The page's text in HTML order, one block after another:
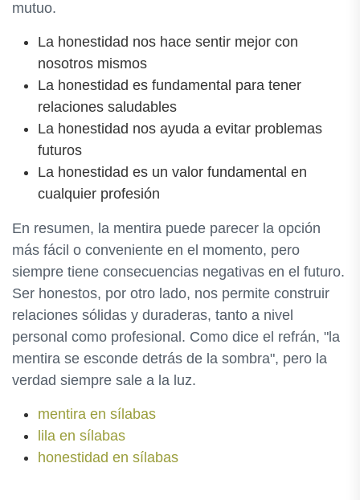
mutuo.
La honestidad nos hace sentir mejor con
nosotros mismos
La honestidad es fundamental para tener
relaciones saludables
La honestidad nos ayuda a evitar problemas
futuros
La honestidad es un valor fundamental en
cualquier profesión
En resumen, la mentira puede parecer la opción
más fácil o conveniente en el momento, pero
siempre tiene consecuencias negativas en el futuro.
Ser honestos, por otro lado, nos permite construir
relaciones sólidas y duraderas, tanto a nivel
personal como profesional. Como dice el refrán, "la
mentira se esconde detrás de la sombra", pero la
verdad siempre sale a la luz.
mentira en sílabas
lila en sílabas
honestidad en sílabas